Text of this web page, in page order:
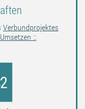
Verbundprojektes
::